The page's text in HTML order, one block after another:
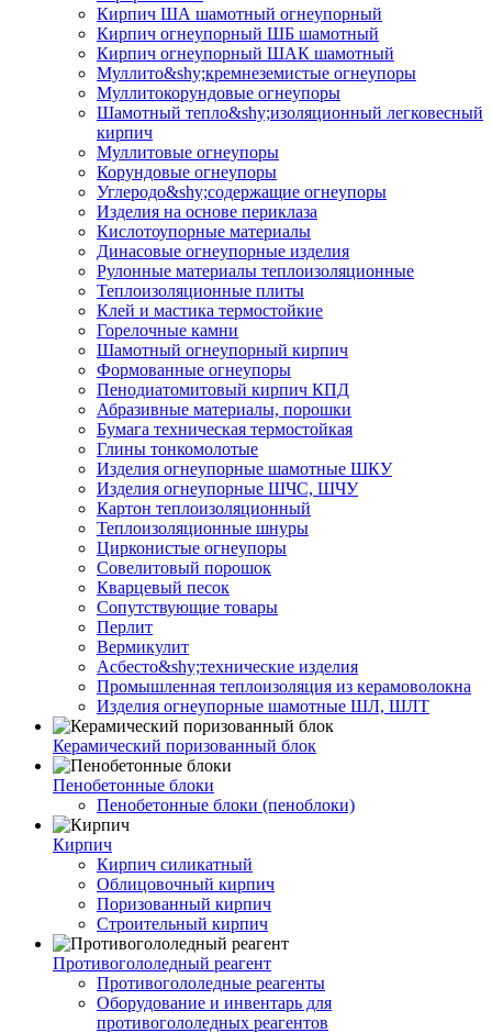
Кирпич ША шамотный огнеупорный
Кирпич огнеупорный ШБ шамотный
Кирпич огнеупорный ШАК шамотный
Муллито&shy;­кремнеземистые огнеупоры
Муллито­корундовые огнеупоры
Шамотный тепло&shy;изоляционный легковесный
кирпич
Муллитовые огнеупоры
Корундовые огнеупоры
Углеродо&shy;содержащие огнеупоры
Изделия на основе периклаза
Кислотоупорные материалы
Динасовые огнеупорные изделия
Рулонные материалы теплоизоляционные
Тепло­изоляционные плиты
Клей и мастика термостойкие
Горелочные камни
Шамотный огнеупорный кирпич
Формованные огнеупоры
Пенодиатомитовый кирпич КПД
Абразивные материалы, порошки
Бумага техническая термостойкая
Глины тонкомолотые
Изделия огнеупорные шамотные ШКУ
Изделия огнеупорные ШЧС, ШЧУ
Картон теплоизоляционный
Теплоизоляционные шнуры
Цирконистые огнеупоры
Совелитовый порошок
Кварцевый песок
Сопутствующие товары
Перлит
Вермикулит
Асбесто&shy;технические изделия
Промышленная теплоизоляция из керамоволокна
Изделия огнеупорные шамотные ШЛ, ШЛТ
Керамический поризованный блок
Пенобетонные блоки
Пенобетонные блоки (пеноблоки)
Кирпич
Кирпич силикатный
Облицовочный кирпич
Поризованный кирпич
Строительный кирпич
Противогололедный реагент
Противогололедные реагенты
Оборудование и инвентарь для
противогололедных реагентов